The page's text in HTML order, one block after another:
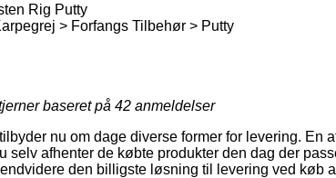
Rig Putty
> Forfangs Tilbehør > Putty
baseret på 42 anmeldelser
nu om dage diverse former for levering. En
selv afhenter de købte produkter den dag der
den billigste løsning til levering ved køb